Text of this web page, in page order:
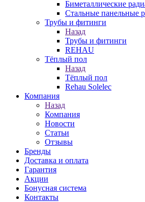
Биметаллические
Стальные панельные
Трубы и фитинги
Назад
Трубы и фитинги
REHAU
Тёплый пол
Назад
Тёплый пол
Rehau Solelec
Компания
Назад
Компания
Новости
Статьи
Отзывы
Бренды
Доставка и оплата
Гарантия
Акции
Бонусная система
Контакты